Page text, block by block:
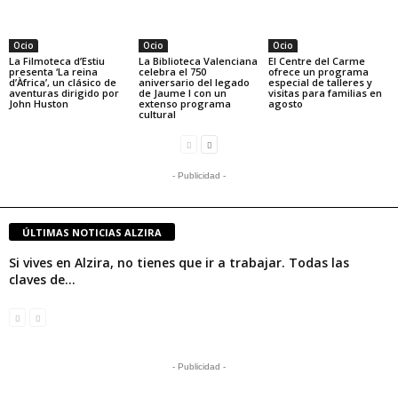
Ocio
La Filmoteca d’Estiu
presenta ‘La reina
d’Àfrica’, un clásico de
aventuras dirigido por
John Huston
Ocio
La Biblioteca Valenciana
celebra el 750
aniversario del legado
de Jaume I con un
extenso programa
cultural
Ocio
El Centre del Carme
ofrece un programa
especial de talleres y
visitas para familias en
agosto
- Publicidad -
ÚLTIMAS NOTICIAS ALZIRA
Si vives en Alzira, no tienes que ir a trabajar. Todas las
claves de...
- Publicidad -